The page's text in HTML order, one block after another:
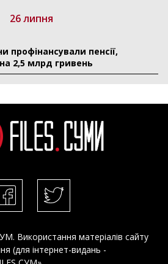
26 липня
пенсії,
на 2,5 млрд гривень
Використання матеріалів сайту
(для інтернет-видань -